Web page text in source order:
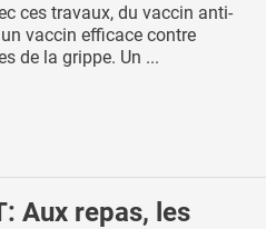
ces travaux, du vaccin anti-
vaccin efficace contre
de la grippe. Un ...
Aux repas, les